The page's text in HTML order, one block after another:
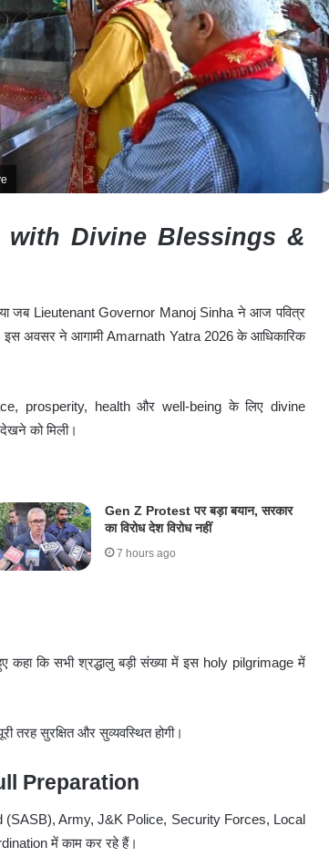
with Divine Blessings &
जब Lieutenant Governor Manoj Sinha ने आज पवित्र
इस अवसर ने आगामी Amarnath Yatra 2026 के आधिकारिक
prosperity, health और well-being के लिए divine
को मिली।
Gen Z Protest पर बड़ा बयान, सरकार
का विरोध देश विरोध नहीं
7 hours ago
कहा कि सभी श्रद्धालु बड़ी संख्या में इस holy pilgrimage में
तरह सुरक्षित और सुव्यवस्थित होगी।
Preparation
(SASB), Army, J&K Police, Security Forces, Local
में काम कर रहे हैं।